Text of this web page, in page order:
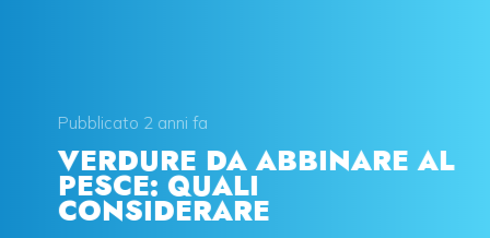
Pubblicato 2 anni fa
VERDURE DA ABBINARE AL
PESCE: QUALI
CONSIDERARE